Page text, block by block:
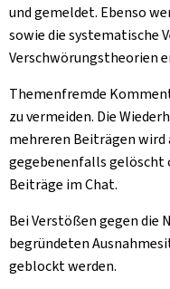
und gemeldet. Ebenso
sowie die systematische
Verschwörungstheorien
Themenfremde
zu vermeiden. Die
mehreren Beiträgen wird
gegebenenfalls gelöscht
Beiträge im Chat.
Bei Verstößen gegen die
begründeten
geblockt werden.